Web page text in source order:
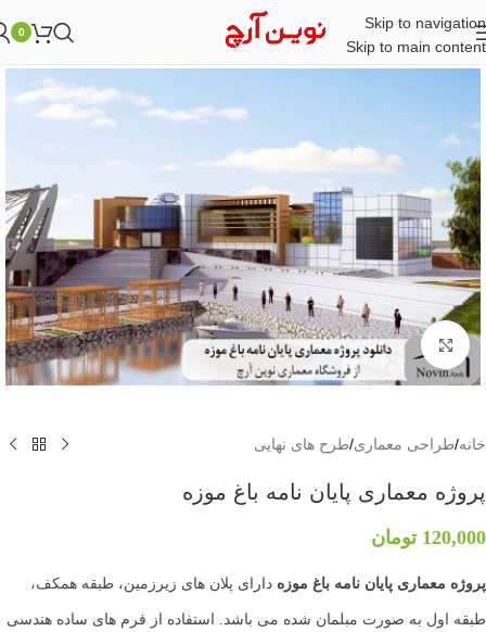
Skip to navigation
Skip to main content
0
بزرگنمایی تصویر
خانه/طراحی معماری/طرح های نهایی
پروژه معماری پایان نامه باغ موزه
120,000 تومان
پروژه معماری پایان نامه باغ موزه دارای پلان های زیرزمین، طبقه همکف،
طبقه اول به صورت مبلمان شده می باشد. استفاده از فرم های ساده هندسی